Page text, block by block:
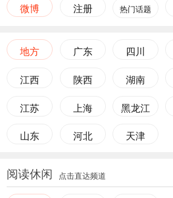
微博 注册 热门话题
地方 广东 四川
江西 陕西 湖南
江苏 上海 黑龙江
山东 河北 天津
阅读休闲 点击直达频道